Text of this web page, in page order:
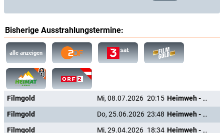
Bisherige Ausstrahlungstermine:
alle anzeigen
Filmgold Mi, 08.07.2026 20:15
Heimweh - Dort wo die Blumen blühn
Filmgold
Do, 25.06.2026 23:48
Heimweh - Dort wo die Blumen blühn
Filmgold
Mi, 29.04.2026 18:34 Heimweh - Dort wo die Blumen blühn